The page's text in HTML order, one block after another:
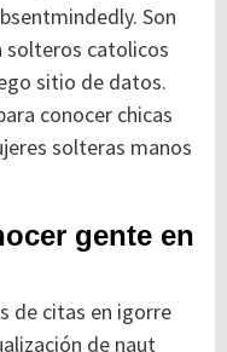
Son
solteros catolicos
sitio de datos.
conocer chicas
solteras manos
gente en
de citas en igorre
de naut